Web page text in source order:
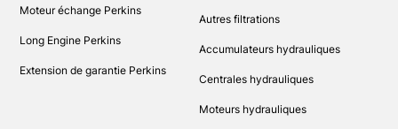
Moteur échange Perkins
Long Engine Perkins
Extension de garantie Perkins
Autres filtrations
Accumulateurs hydrauliques
Centrales hydrauliques
Moteurs hydrauliques